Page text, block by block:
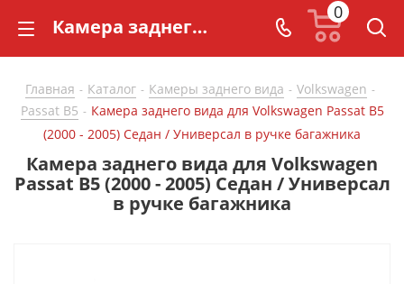
Камера заднего вида для Volkswagen Passat B5 (2000 - 2005) Седан / Универсал в ручке багажника - купить в СarBaza
0
Главная - Каталог - Камеры заднего вида - Volkswagen -
Passat B5 - Камера заднего вида для Volkswagen Passat B5
(2000 - 2005) Седан / Универсал в ручке багажника
Камера заднего вида для Volkswagen
Passat B5 (2000 - 2005) Седан / Универсал
в ручке багажника